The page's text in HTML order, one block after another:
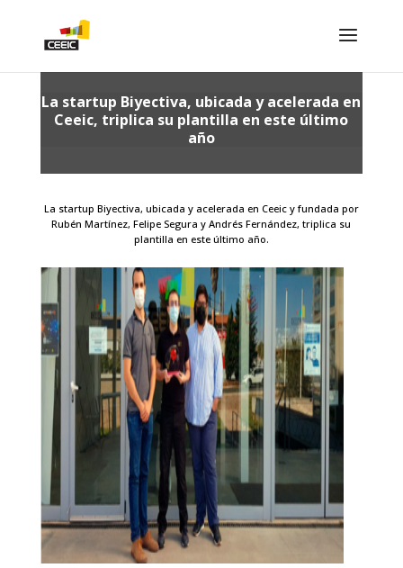
La startup Biyectiva, ubicada y acelerada en
Ceeic, triplica su plantilla en este último
año
La startup Biyectiva, ubicada y acelerada en Ceeic y fundada por
Rubén Martínez, Felipe Segura y Andrés Fernández, triplica su
plantilla en este último año.